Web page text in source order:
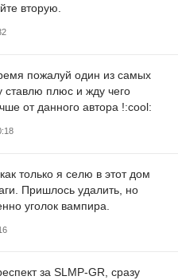
вторую.
пожалуй один из самых
плюс и жду чего
от данного автора !:cool:
только я селю в этот дом
Пришлось удалить, но
уголок вампира.
за SLMP-GR, сразу